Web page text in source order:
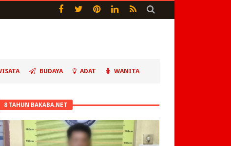
BUDAYA ADAT WANITA
8 TAHUN BAKABA.NET